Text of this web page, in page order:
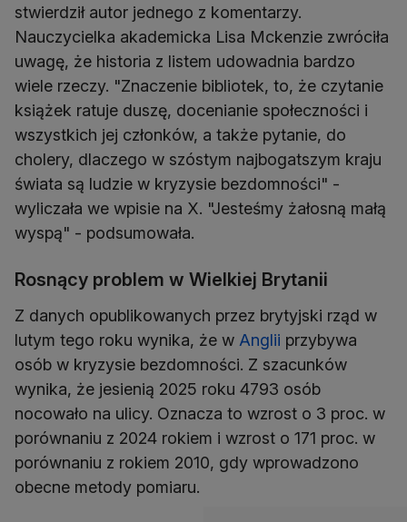
stwierdził autor jednego z komentarzy.
Nauczycielka akademicka Lisa Mckenzie zwróciła
uwagę, że historia z listem udowadnia bardzo
wiele rzeczy. "Znaczenie bibliotek, to, że czytanie
książek ratuje duszę, docenianie społeczności i
wszystkich jej członków, a także pytanie, do
cholery, dlaczego w szóstym najbogatszym kraju
świata są ludzie w kryzysie bezdomności" -
wyliczała we wpisie na X. "Jesteśmy żałosną małą
wyspą" - podsumowała.
Rosnący problem w Wielkiej Brytanii
Z danych opublikowanych przez brytyjski rząd w
lutym tego roku wynika, że w Anglii przybywa
osób w kryzysie bezdomności. Z szacunków
wynika, że jesienią 2025 roku 4793 osób
nocowało na ulicy. Oznacza to wzrost o 3 proc. w
porównaniu z 2024 rokiem i wzrost o 171 proc. w
porównaniu z rokiem 2010, gdy wprowadzono
obecne metody pomiaru.